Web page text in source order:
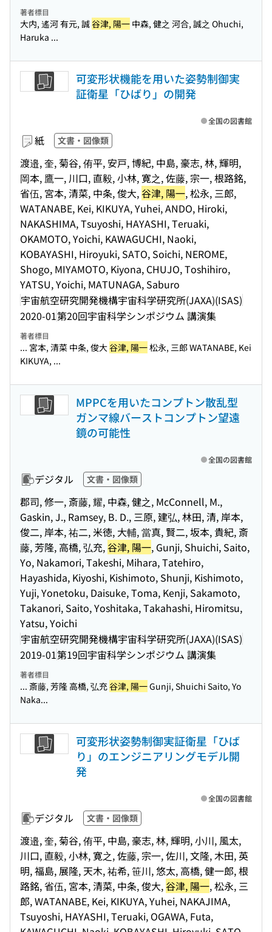
著者標目
大内, 遙河 有元, 誠谷津, 陽一 中森, 健之 河合, 誠之 Ohuchi,
Haruka ...
可変形状機能を用いた姿勢制御実
証衛星「ひばり」の開発
紙 文書・図像類
渡邉, 奎, 菊谷, 侑平, 安戸, 博紀, 中島, 豪志, 林, 輝明,
岡本, 鷹一, 川口, 直毅, 小林, 寛之, 佐藤, 宗一, 根路銘,
省伍, 宮本, 清菜, 中条, 俊大,谷津, 陽一, 松永, 三郎,
WATANABE, Kei, KIKUYA, Yuhei, ANDO, Hiroki,
NAKASHIMA, Tsuyoshi, HAYASHI, Teruaki,
OKAMOTO, Yoichi, KAWAGUCHI, Naoki,
KOBAYASHI, Hiroyuki, SATO, Soichi, NEROME,
Shogo, MIYAMOTO, Kiyona, CHUJO, Toshihiro,
YATSU, Yoichi, MATUNAGA, Saburo
宇宙航空研究開発機構宇宙科学研究所(JAXA)(ISAS)
2020-01第20回宇宙科学シンポジウム 講演集
全国の図書館
著者標目
... 宮本, 清菜 中条, 俊大谷津, 陽一松永, 三郎 WATANABE, Kei
KIKUYA, ...
MPPCを用いたコンプトン散乱型
ガンマ線バーストコンプトン望遠
鏡の可能性
デジタル 文書・図像類
郡司, 修一, 斎藤, 耀, 中森, 健之, McConnell, M.,
Gaskin, J., Ramsey, B. D., 三原, 建弘, 林田, 清, 岸本,
俊二, 岸本, 祐二, 米徳, 大輔, 當真, 賢二, 坂本, 貴紀, 斎
藤, 芳隆, 高橋, 弘充,谷津, 陽一, Gunji, Shuichi, Saito,
Yo, Nakamori, Takeshi, Mihara, Tatehiro,
Hayashida, Kiyoshi, Kishimoto, Shunji, Kishimoto,
Yuji, Yonetoku, Daisuke, Toma, Kenji, Sakamoto,
Takanori, Saito, Yoshitaka, Takahashi, Hiromitsu,
Yatsu, Yoichi
宇宙航空研究開発機構宇宙科学研究所(JAXA)(ISAS)
2019-01第19回宇宙科学シンポジウム 講演集
全国の図書館
著者標目
... 斎藤, 芳隆 高橋, 弘充谷津, 陽一Gunji, Shuichi Saito, Yo
Naka...
可変形状姿勢制御実証衛星「ひば
り」のエンジニアリングモデル開
発
デジタル 文書・図像類
渡邉, 奎, 菊谷, 侑平, 中島, 豪志, 林, 輝明, 小川, 風太,
川口, 直毅, 小林, 寛之, 佐藤, 宗一, 佐川, 文隆, 木田, 英
明, 福島, 展隆, 天木, 祐希, 笹川, 悠太, 高橋, 健一郎, 根
路銘, 省伍, 宮本, 清菜, 中条, 俊大,谷津, 陽一, 松永, 三
郎, WATANABE, Kei, KIKUYA, Yuhei, NAKAJIMA,
Tsuyoshi, HAYASHI, Teruaki, OGAWA, Futa,
全国の図書館